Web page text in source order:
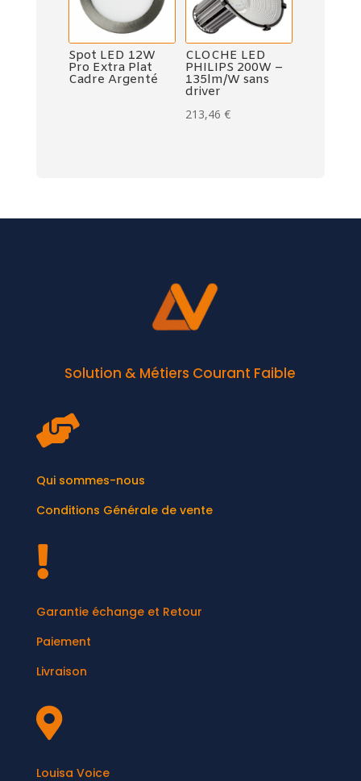
Spot LED 12W
Pro Extra Plat
Cadre Argenté
CLOCHE LED
PHILIPS 200W –
135lm/W sans
driver
213,46 €
Solution & Métiers Courant Faible

Qui sommes-nous
Conditions Générale de vente

Garantie échange et Retour
Paiement
Livraison

Louisa Voice